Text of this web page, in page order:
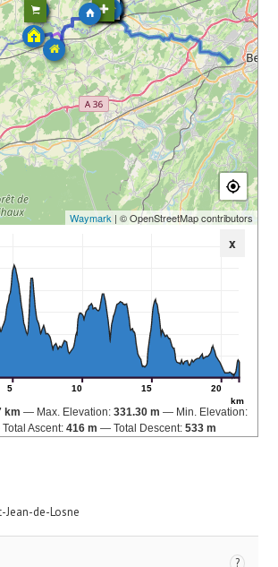
Waymark | © OpenStreetMap contributors
x
5 10 15 20
km
km Max. Elevation: 331.30 m
Min. Elevation:
Total Ascent: 416 m Total Descent: 533 m
Jean-de-Losne
?